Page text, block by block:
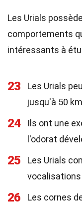
Les Urials
comportements
intéressants à
23
Les Urials
jusqu'à 50
24
Ils ont une
l'odorat
25
Les Urials
26
Les cornes